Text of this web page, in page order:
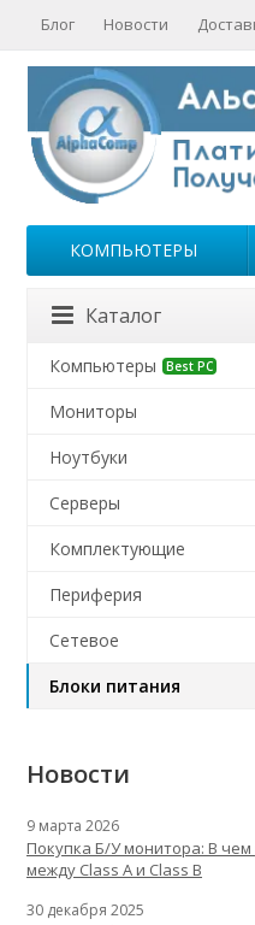
Блог Новости
КОМПЬЮТЕРЫ
Каталог
Компьютеры Best PC
Мониторы
Ноутбуки
Серверы
Комплектующие
Периферия
Сетевое
Блоки питания
Новости
9 марта 2026
Покупка Б/У монитора: В
между Class A и Class B
30 декабря 2025